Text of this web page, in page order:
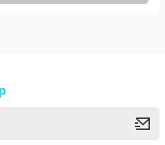
görüntülenemiyor.